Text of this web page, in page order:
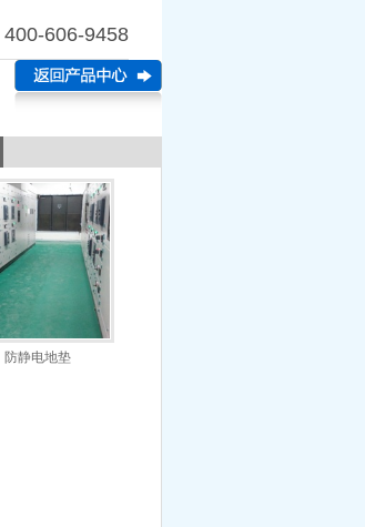
400-606-9458
防静电地垫